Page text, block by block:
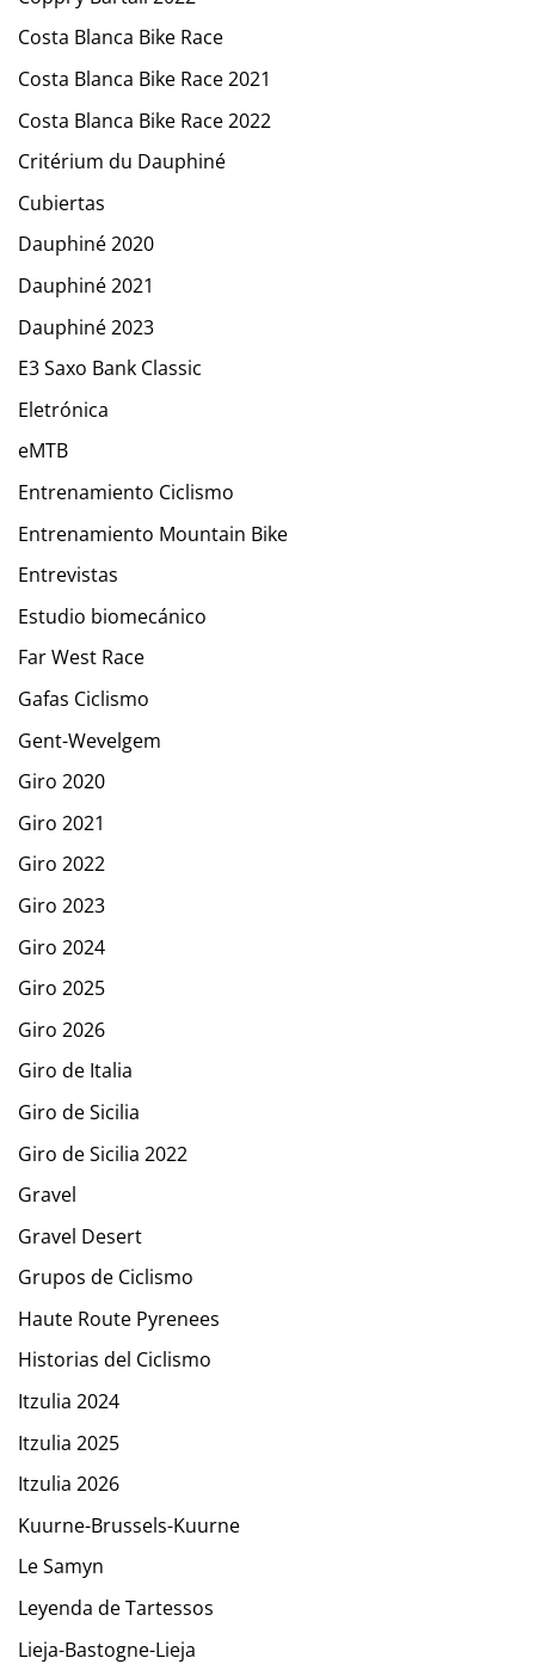
Costa Blanca Bike Race
Costa Blanca Bike Race 2021
Costa Blanca Bike Race 2022
Critérium du Dauphiné
Cubiertas
Dauphiné 2020
Dauphiné 2021
Dauphiné 2023
E3 Saxo Bank Classic
Eletrónica
eMTB
Entrenamiento Ciclismo
Entrenamiento Mountain Bike
Entrevistas
Estudio biomecánico
Far West Race
Gafas Ciclismo
Gent-Wevelgem
Giro 2020
Giro 2021
Giro 2022
Giro 2023
Giro 2024
Giro 2025
Giro 2026
Giro de Italia
Giro de Sicilia
Giro de Sicilia 2022
Gravel
Gravel Desert
Grupos de Ciclismo
Haute Route Pyrenees
Historias del Ciclismo
Itzulia 2024
Itzulia 2025
Itzulia 2026
Kuurne-Brussels-Kuurne
Le Samyn
Leyenda de Tartessos
Lieja-Bastogne-Lieja